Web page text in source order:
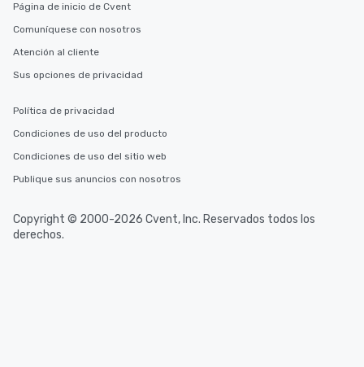
Página de inicio de Cvent
Comuníquese con nosotros
Atención al cliente
Sus opciones de privacidad
Política de privacidad
Condiciones de uso del producto
Condiciones de uso del sitio web
Publique sus anuncios con nosotros
Copyright © 2000-2026 Cvent, Inc. Reservados todos los
derechos.